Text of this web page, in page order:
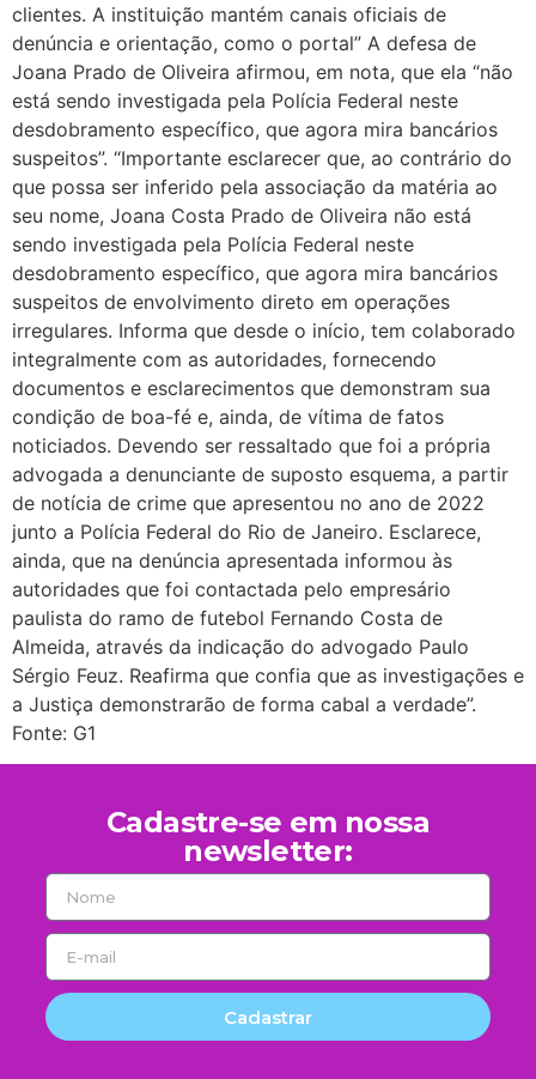
clientes. A instituição mantém canais oficiais de
denúncia e orientação, como o portal” A defesa de
Joana Prado de Oliveira afirmou, em nota, que ela “não
está sendo investigada pela Polícia Federal neste
desdobramento específico, que agora mira bancários
suspeitos”. “Importante esclarecer que, ao contrário do
que possa ser inferido pela associação da matéria ao
seu nome, Joana Costa Prado de Oliveira não está
sendo investigada pela Polícia Federal neste
desdobramento específico, que agora mira bancários
suspeitos de envolvimento direto em operações
irregulares. Informa que desde o início, tem colaborado
integralmente com as autoridades, fornecendo
documentos e esclarecimentos que demonstram sua
condição de boa-fé e, ainda, de vítima de fatos
noticiados. Devendo ser ressaltado que foi a própria
advogada a denunciante de suposto esquema, a partir
de notícia de crime que apresentou no ano de 2022
junto a Polícia Federal do Rio de Janeiro. Esclarece,
ainda, que na denúncia apresentada informou às
autoridades que foi contactada pelo empresário
paulista do ramo de futebol Fernando Costa de
Almeida, através da indicação do advogado Paulo
Sérgio Feuz. Reafirma que confia que as investigações e
a Justiça demonstrarão de forma cabal a verdade”.
Fonte: G1
Cadastre-se em nossa
newsletter:
Cadastrar